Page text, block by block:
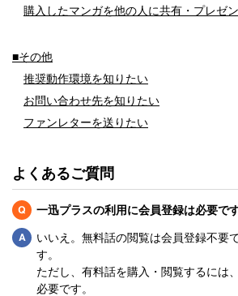
購入したマンガを他の人に共有・プレゼ
■その他
推奨動作環境を知りたい
お問い合わせ先を知りたい
ファンレターを送りたい
よくあるご質問
Q
一迅プラスの利用に会員登録は必要で
Qいいえ。無料話の閲覧は会員登録不要
す。
ただし、有料話を購入・閲覧するには
必要です。